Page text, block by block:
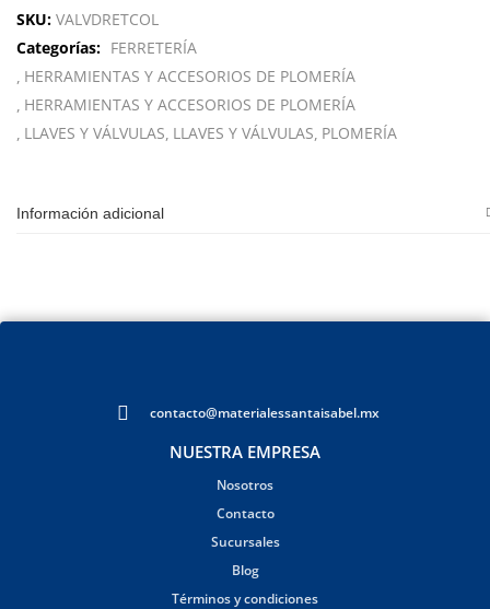
SKU: VALVDRETCOL
Categorías: FERRETERÍA
HERRAMIENTAS Y ACCESORIOS DE PLOMERÍA
HERRAMIENTAS Y ACCESORIOS DE PLOMERÍA
LLAVES Y VÁLVULAS LLAVES Y VÁLVULAS PLOMERÍA
Información adicional
contacto@materialessantaisabel.mx
NUESTRA EMPRESA
Nosotros
Contacto
Sucursales
Blog
Términos y condiciones